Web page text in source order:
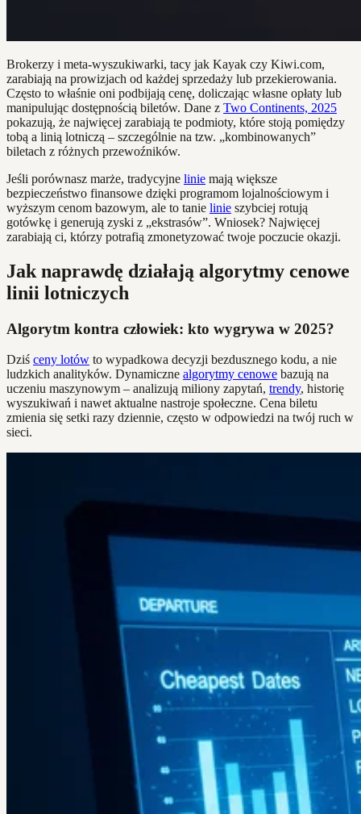
Brokerzy i meta-wyszukiwarki, tacy jak Kayak czy Kiwi.com,
zarabiają na prowizjach od każdej sprzedaży lub przekierowania.
Często to właśnie oni podbijają cenę, doliczając własne opłaty lub
manipulując dostępnością biletów. Dane z Two Continents, 2025
pokazują, że najwięcej zarabiają te podmioty, które stoją pomiędzy
tobą a linią lotniczą – szczególnie na tzw. „kombinowanych”
biletach z różnych przewoźników.
Jeśli porównasz marże, tradycyjne linie mają większe
bezpieczeństwo finansowe dzięki programom lojalnościowym i
wyższym cenom bazowym, ale to tanie linie szybciej rotują
gotówkę i generują zyski z „ekstrasów”. Wniosek? Najwięcej
zarabiają ci, którzy potrafią zmonetyzować twoje poczucie okazji.
Jak naprawdę działają algorytmy cenowe
linii lotniczych
Algorytm kontra człowiek: kto wygrywa w 2025?
Dziś ceny lotów to wypadkowa decyzji bezdusznego kodu, a nie
ludzkich analityków. Dynamiczne algorytmy cenowe bazują na
uczeniu maszynowym – analizują miliony zapytań, trendy, historię
wyszukiwań i nawet aktualne nastroje społeczne. Cena biletu
zmienia się setki razy dziennie, często w odpowiedzi na twój ruch w
sieci.